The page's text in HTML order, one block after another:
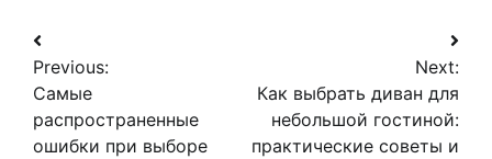
Навигация
по
записям
Previous:
Самые
распространенные
ошибки при выборе
Next:
Как выбрать диван для
небольшой гостиной:
практические советы и